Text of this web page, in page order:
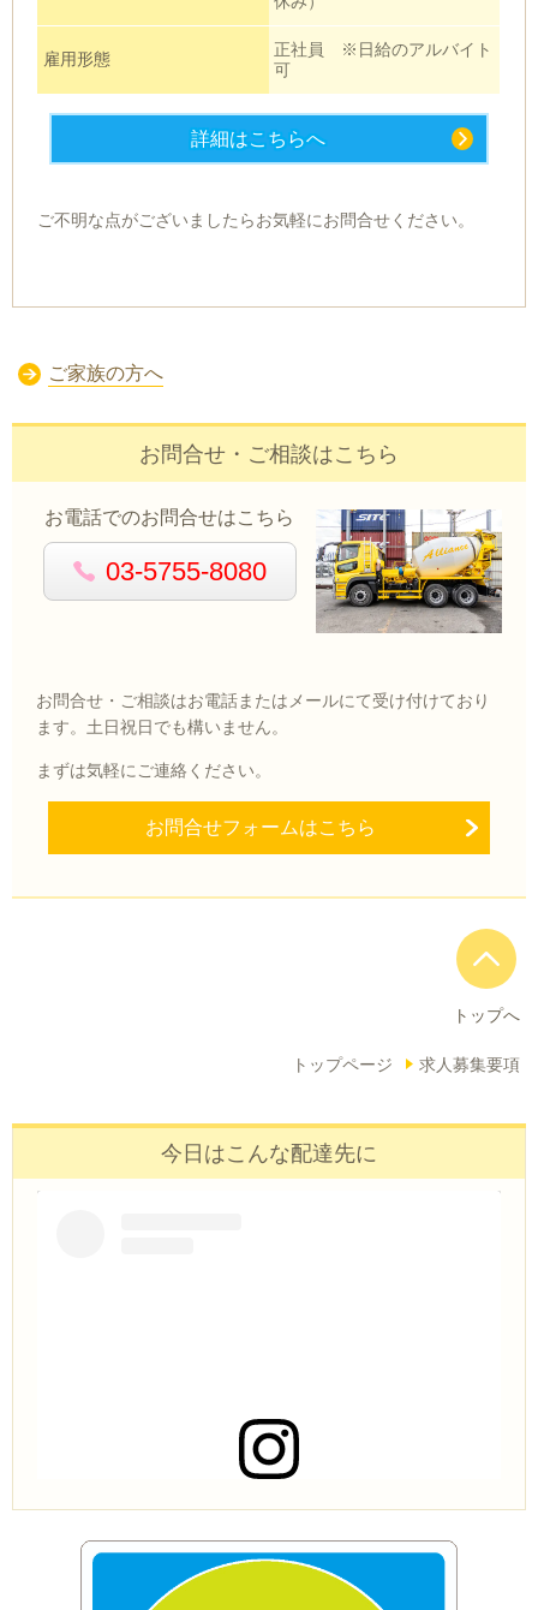
雇用形態
正社員 ※日給のアルバイト
可
詳細はこちらへ
ご不明な点がございましたらお気軽にお問合せください。
ご家族の方へ
お問合せ・ご相談はこちら
お電話でのお問合せはこちら
03-5755-8080
お問合せ・ご相談はお電話またはメールにて受け付けており
ます。土日祝日でも構いません。
まずは気軽にご連絡ください。
お問合せフォームはこちら
トップへ
トップページ 求人募集要項
今日はこんな配達先に
この投稿をInstagramで見る